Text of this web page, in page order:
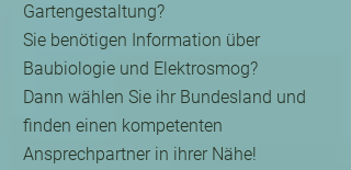
Gartengestaltung?
Sie benötigen Information über
Baubiologie und Elektrosmog?
Dann wählen Sie ihr Bundesland und
finden einen kompetenten
Ansprechpartner in ihrer Nähe!